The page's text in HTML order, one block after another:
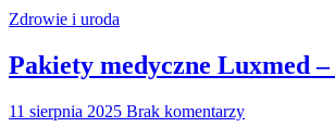
Zdrowie i uroda
Pakiety medyczne Luxmed
11 sierpnia 2025 Brak komentarzy